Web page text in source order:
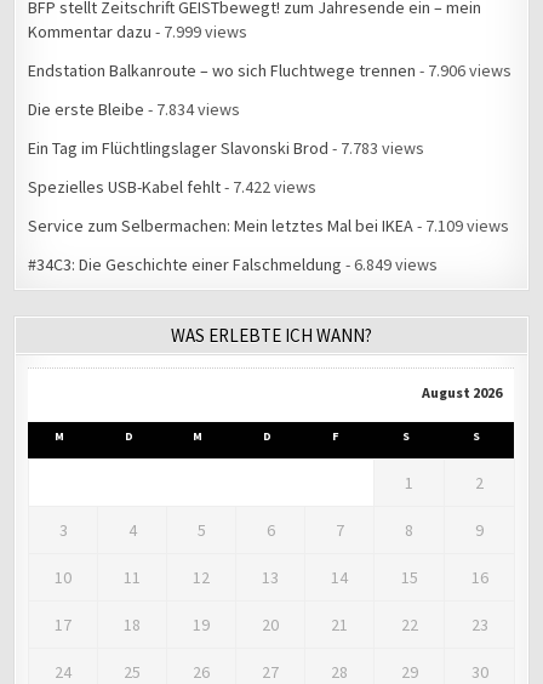
BFP stellt Zeitschrift GEISTbewegt! zum Jahresende ein – mein
Kommentar dazu - 7.999 views
Endstation Balkanroute – wo sich Fluchtwege trennen - 7.906 views
Die erste Bleibe - 7.834 views
Ein Tag im Flüchtlingslager Slavonski Brod - 7.783 views
Spezielles USB-Kabel fehlt- 7.422 views
Service zum Selbermachen: Mein letztes Mal bei IKEA - 7.109 views
#34C3: Die Geschichte einer Falschmeldung - 6.849 views
WAS ERLEBTE ICH WANN?
August 2026
M D M D F S S
1 2
3 4 5 6 7 8 9
10 11 12 13 14 15 16
17 18 19 20 21 22 23
24 25 26 27 28 29 30